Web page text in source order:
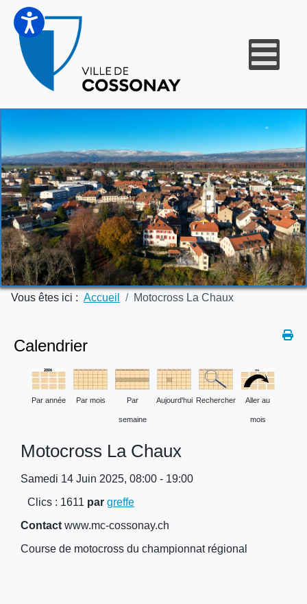
Vous êtes ici : Accueil Motocross La Chaux
Calendrier
Par année Par mois Par
semaine
Aujourd'hui Rechercher Aller au
mois
Motocross La Chaux
Samedi 14 Juin 2025, 08:00 - 19:00
Clics : 1611 pargreffe
Contact www.mc-cossonay.ch
Course de motocross du championnat régional